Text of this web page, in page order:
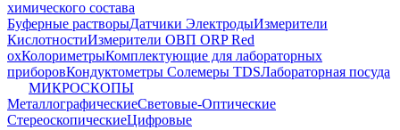
химического состава
Буферные растворыДатчики ЭлектродыИзмерители
КислотностиИзмерители ОВП ORP Red
oxКолориметрыКомплектующие для лабораторных
приборовКондуктометры Солемеры TDSЛабораторная посуда
МИКРОСКОПЫ
МеталлографическиеСветовые-Оптические
СтереоскопическиеЦифровые